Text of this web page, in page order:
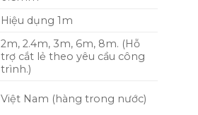
Hiệu dụng 1m
2m, 2.4m, 3m, 6m, 8m. (Hỗ
trợ cắt lẻ theo yêu cầu công
trình.)
Việt Nam (hàng trong nước)